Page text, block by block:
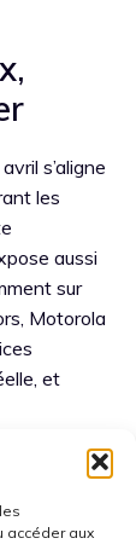
accéder aux
s’aligne
les
aussi
sur
Motorola
et
est
tarifaire.